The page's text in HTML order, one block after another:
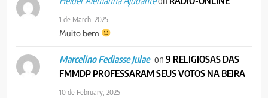
1 de March, 2025
Muito bem
Marcelino Fediasse Julae on9 RELIGIOSAS DAS
FMMDP PROFESSARAM SEUS VOTOS NA BEIRA
10 de February, 2025